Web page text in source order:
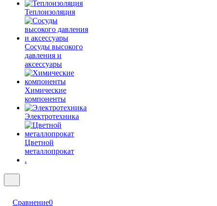
Теплоизоляция
Сосуды высокого
давления и
аксессуары
Химические
компоненты
Электротехника
Цветной
металлопрокат
.
Сравнение0